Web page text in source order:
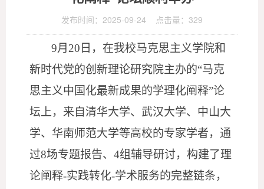
发布时间：2025-09-24 点击量： 329
9月20日，在我校马克思主义学院和
新时代党的创新理论研究院主办的“马克
思主义中国化最新成果的学理化阐释”论
坛上，来自清华大学、武汉大学、中山大
学、华南师范大学等高校的专家学者，通
过8场专题报告、4组辅导研讨，构建了理
论阐释-实践转化-学术服务的完整链条，